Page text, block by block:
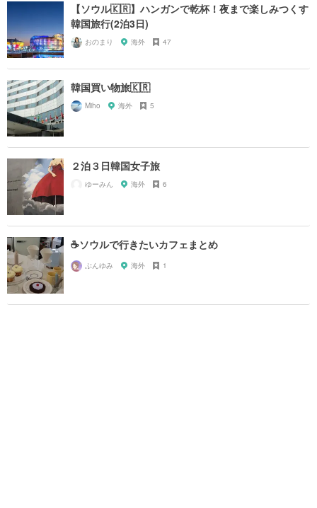
【ソウル🇰🇷】ハンガンで乾杯！夜まで楽しみつくす
韓国旅行(2泊3日)
おのまり 海外 47
韓国買い物旅🇰🇷
Miho 海外 5
２泊３日韓国女子旅
ゆーみん 海外 6
☕ソウルで行きたいカフェまとめ
ぶんゆみ 海外 1